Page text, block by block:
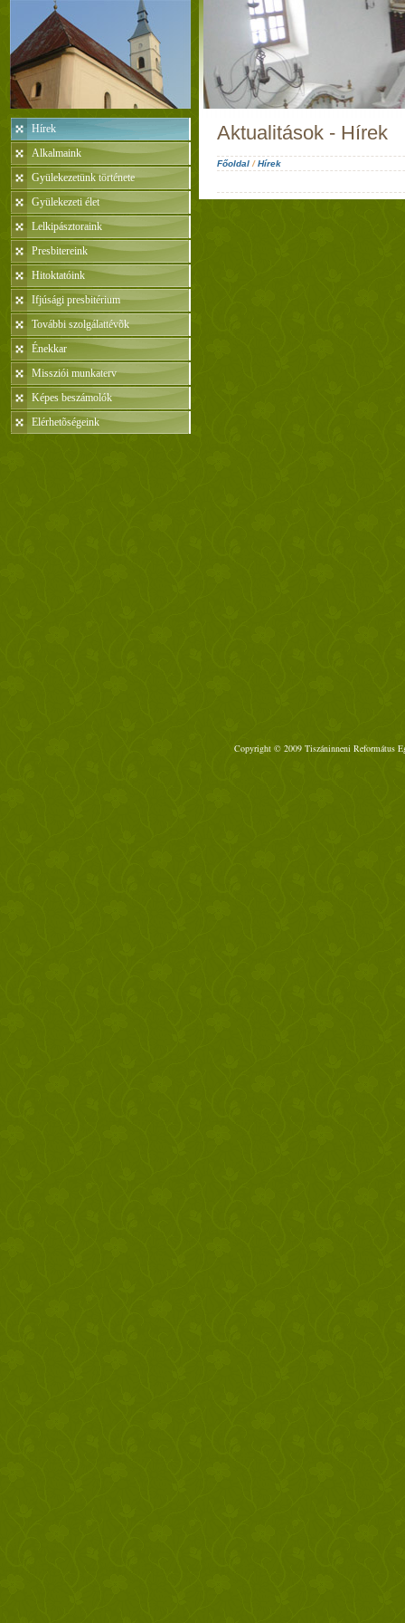
Hírek
Alkalmaink
Gyülekezetünk története
Gyülekezeti élet
Lelkipásztoraink
Presbitereink
Hitoktatóink
Ifjúsági presbitérium
További szolgálattévõk
Énekkar
Missziói munkaterv
Képes beszámolók
Elérhetõségeink
Aktualitások - Hírek
Főoldal/Hírek
Copyright © 2009 Tiszáninneni Református